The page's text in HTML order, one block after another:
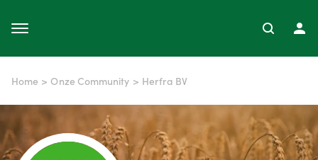
Home > Onze Community > Herfra BV